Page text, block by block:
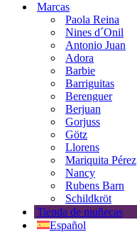
Marcas
Paola Reina
Nines d´Onil
Antonio Juan
Adora
Barbie
Barriguitas
Berenguer
Berjuan
Gorjuss
Götz
Llorens
Mariquita Pérez
Nancy
Rubens Barn
Schildkröt
Tienda de muñecas
Español